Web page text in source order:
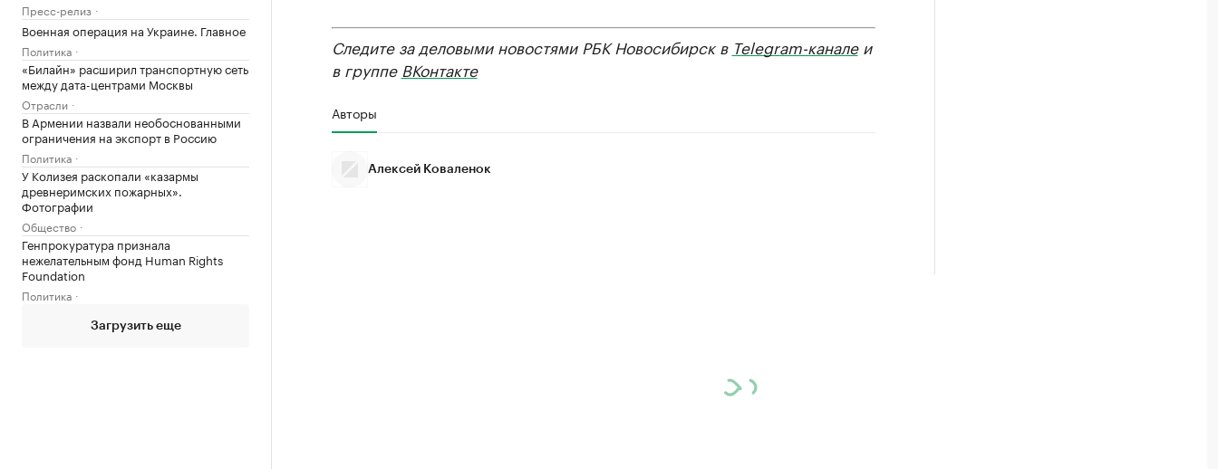
Пресс-релиз
Военная операция на Украине. Главное
Политика
«Билайн» расширил транспортную сеть
между дата-центрами Москвы
Отрасли
В Армении назвали необоснованными
ограничения на экспорт в Россию
Политика
У Колизея раскопали «казармы
древнеримских пожарных».
Фотографии
Общество
Генпрокуратура признала
нежелательным фонд Human Rights
Foundation
Политика
Загрузить еще
Следите за деловыми новостями РБК Новосибирск в Telegram-каналеи
в группе ВКонтакте
Авторы
Алексей Коваленок